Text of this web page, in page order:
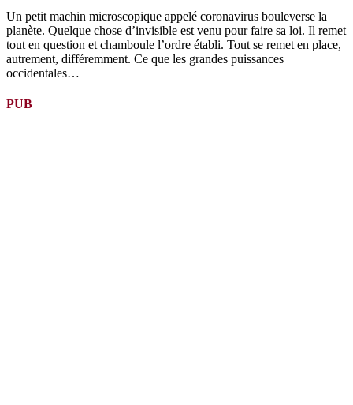
Un petit machin microscopique appelé coronavirus bouleverse la
planète. Quelque chose d’invisible est venu pour faire sa loi. Il remet
tout en question et chamboule l’ordre établi. Tout se remet en place,
autrement, différemment. Ce que les grandes puissances
occidentales…
PUB